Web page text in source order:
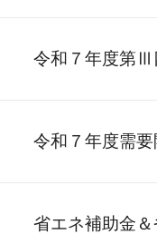
令和７年度第Ⅲ
令和７年度需
省エネ補助金